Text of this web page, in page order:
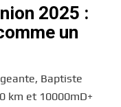
2025 :
un
Baptiste
km et 10000mD+